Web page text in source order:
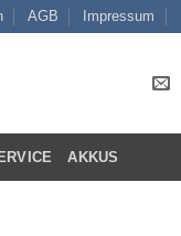
AGB Impressum
AKKUS